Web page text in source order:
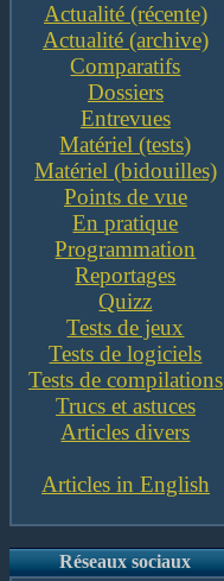
Actualité (récente)
Actualité (archive)
Comparatifs
Dossiers
Entrevues
Matériel (tests)
Matériel (bidouilles)
Points de vue
En pratique
Programmation
Reportages
Quizz
Tests de jeux
Tests de logiciels
Tests de compilations
Trucs et astuces
Articles divers
Articles in English
Réseaux sociaux